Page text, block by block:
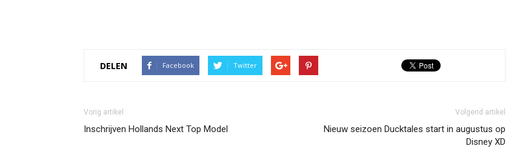
DELEN Facebook Twitter
Vorig artikel
Inschrijven Hollands Next Top Model
Volgend artikel
Nieuw seizoen Ducktales start in augustus op
Disney XD